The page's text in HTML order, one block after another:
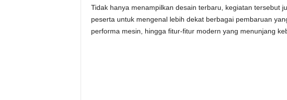
Tidak hanya menampilkan desain terbaru, kegiatan tersebut
peserta untuk mengenal lebih dekat berbagai pembaruan
performa mesin, hingga fitur-fitur modern yang menunjang